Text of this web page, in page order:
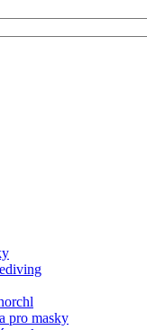
pro masky